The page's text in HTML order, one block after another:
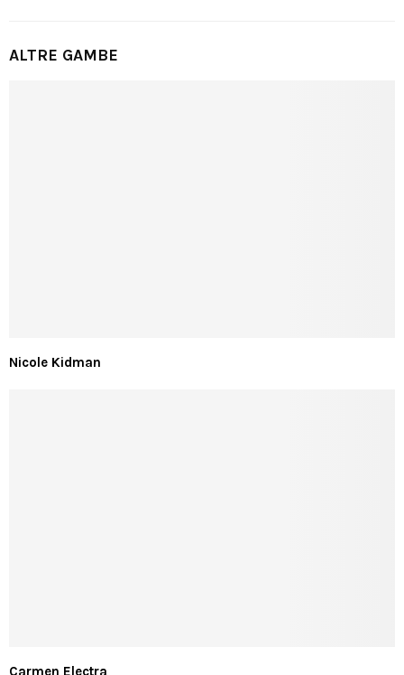
ALTRE GAMBE
Nicole Kidman
Carmen Electra